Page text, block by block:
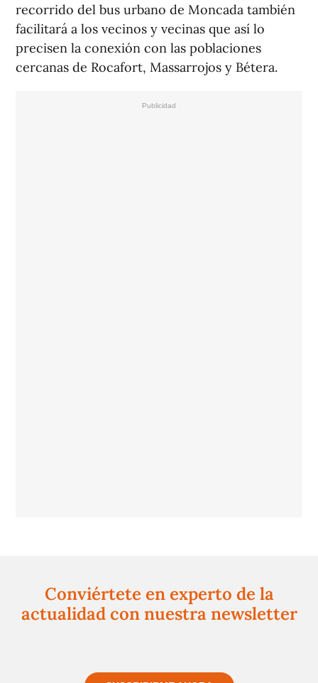
recorrido del bus urbano de Moncada también
facilitará a los vecinos y vecinas que así lo
precisen la conexión con las poblaciones
cercanas de Rocafort, Massarrojos y Bétera.
Conviértete en experto de la
actualidad con nuestra newsletter